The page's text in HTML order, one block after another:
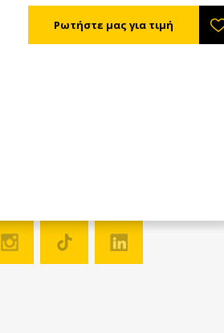
μελισσοτροφών. Ένα ακόμη
πλεονέκτημα της ισογλυκόζης είναι η